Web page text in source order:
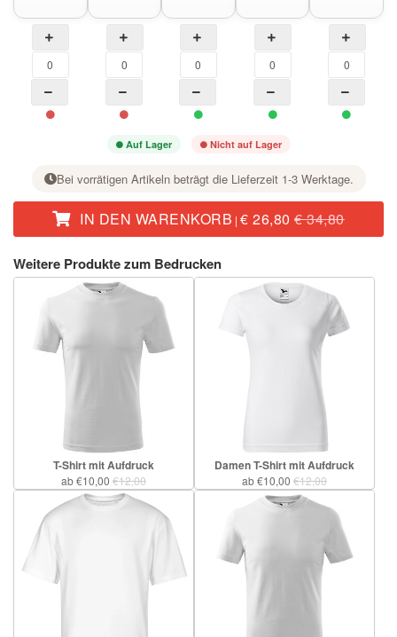
Auf Lager Nicht auf Lager
Bei vorrätigen Artikeln beträgt die Lieferzeit 1-3 Werktage.
IN DEN WARENKORB |€ 26,80€ 34,80
Weitere Produkte zum Bedrucken
T-Shirt mit Aufdruck
ab €10,00 €12,00
Damen T-Shirt mit Aufdruck
ab €10,00 €12,00